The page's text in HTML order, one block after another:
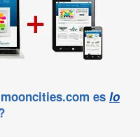
es lo